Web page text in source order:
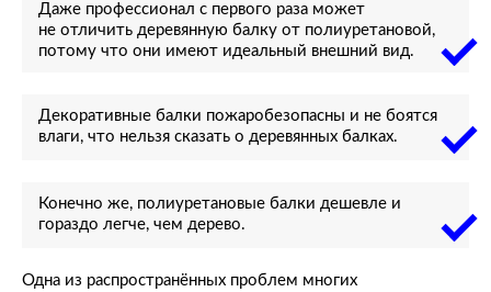
Даже профессионал с первого раза может
не отличить деревянную балку от полиуретановой,
потому что они имеют идеальный внешний вид.
Декоративные балки пожаробезопасны и не боятся
влаги, что нельзя сказать о деревянных балках.
Конечно же, полиуретановые балки дешевле и
гораздо легче, чем дерево.
Одна из распространённых проблем многих